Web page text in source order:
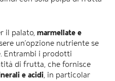
il palato, marmellate e
un’opzione nutriente se
Entrambi i prodotti
di frutta, che fornisce
e acidi, in particolar